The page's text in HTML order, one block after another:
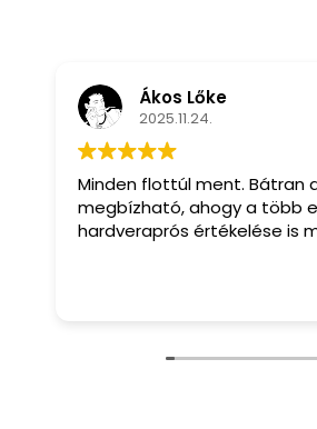
Ákos Lőke
2025.11.24.
Minden flottúl ment. Bátran
megbízható, ahogy a több
hardveraprós értékelése is